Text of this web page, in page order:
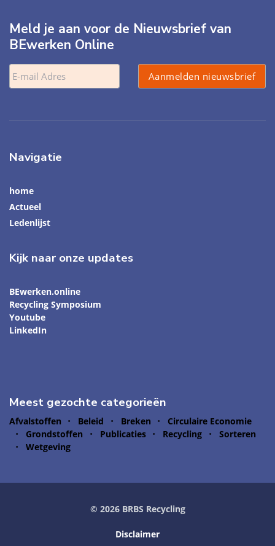
Meld je aan voor de Nieuwsbrief van
BEwerken Online
Navigatie
home
Actueel
Ledenlijst
Kijk naar onze updates
BEwerken.online
Recycling Symposium
Youtube
LinkedIn
Meest gezochte categorieën
Afvalstoffen Beleid Breken
Circulaire Economie
Grondstoffen
Publicaties Recycling
Sorteren
Wetgeving
© 2026 BRBS Recycling
Disclaimer